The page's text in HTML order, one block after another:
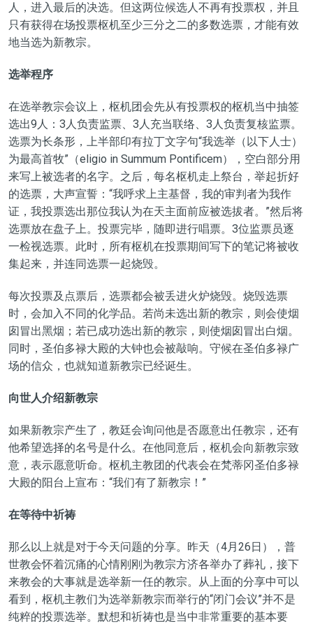
人，进入最后的决选。但这两位候选人不再有投票权， 并且
只有获得在场投票枢机至少三分之二的多数选票，才能有效
地当选为新教宗。
选举程序
在选举教宗会议上，枢机团会先从有投票权的枢机当中抽签
选出9人：3人负责监票、3人充当联络、3人负责复核监票。
选票为长条形，上半部印有拉丁文字句“我选举（以下人士）
为最高首牧”（eligio in Summum Pontificem），空白部分用
来写上被选者的名字。之后，每名枢机走上祭台，举起折好
的选票，大声宣誓：“我呼求上主基督，我的审判者为我作
证，我投票选出那位我认为在天主面前应被选拔者。”然后将
选票放在盘子上。投票完毕，随即进行唱票。3位监票员逐
一检视选票。此时，所有枢机在投票期间写下的笔记将被收
集起来，并连同选票一起烧毁。
每次投票及点票后，选票都会被丢进火炉烧毁。烧毁选票
时，会加入不同的化学品。若尚未选出新的教宗，则会使烟
囱冒出黑烟；若已成功选出新的教宗，则使烟囱冒出白烟。
同时，圣伯多禄大殿的大钟也会被敲响。守候在圣伯多禄广
场的信众，也就知道新教宗已经诞生。
向世人介绍新教宗
如果新教宗产生了，教廷会询问他是否愿意出任教宗，还有
他希望选择的名号是什么。在他同意后，枢机会向新教宗致
意，表示愿意听命。枢机主教团的代表会在梵蒂冈圣伯多禄
大殿的阳台上宣布：“我们有了新教宗！”
在等待中祈祷
那么以上就是对于今天问题的分享。昨天（4月26日 ），普
世教会怀着沉痛的心情刚刚为教宗方济各举办了葬礼，接下
来教会的大事就是选举新一任的教宗。从上面的分享中可以
看到，枢机主教们为选举新教宗而举行的“闭门会议”并不是
纯粹的投票选举。默想和祈祷也是当中非常重要的基本要